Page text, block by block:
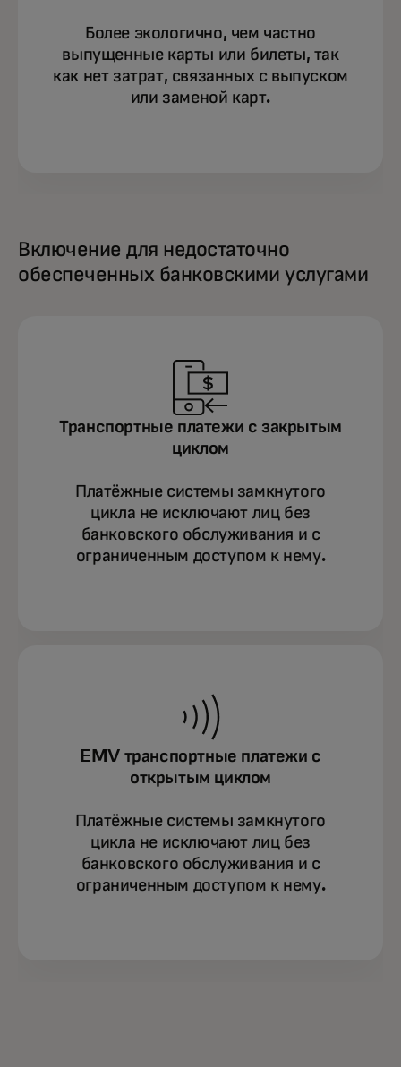
Более экологично, чем частно
выпущенные карты или билеты, так
как нет затрат, связанных с выпуском
или заменой карт.
Включение для недостаточно
обеспеченных банковскими услугами
Транспортные платежи с закрытым
циклом
Платёжные системы замкнутого
цикла не исключают лиц без
банковского обслуживания и с
ограниченным доступом к нему.
EMV транспортные платежи с
открытым циклом
Платёжные системы замкнутого
цикла не исключают лиц без
банковского обслуживания и с
ограниченным доступом к нему.